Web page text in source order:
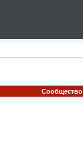
Сообщество